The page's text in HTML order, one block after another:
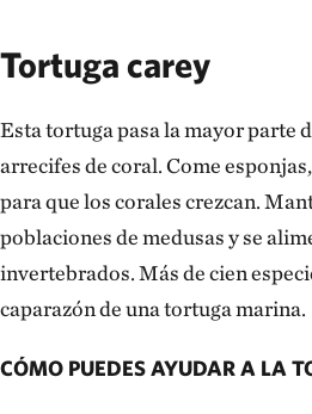
Tortuga carey
Esta tortuga pasa la mayor parte
arrecifes de coral. Come
para que los corales crezcan.
poblaciones de medusas y se
invertebrados. Más de cien
caparazón de una tortuga marina.
CÓMO PUEDES AYUDAR A LA